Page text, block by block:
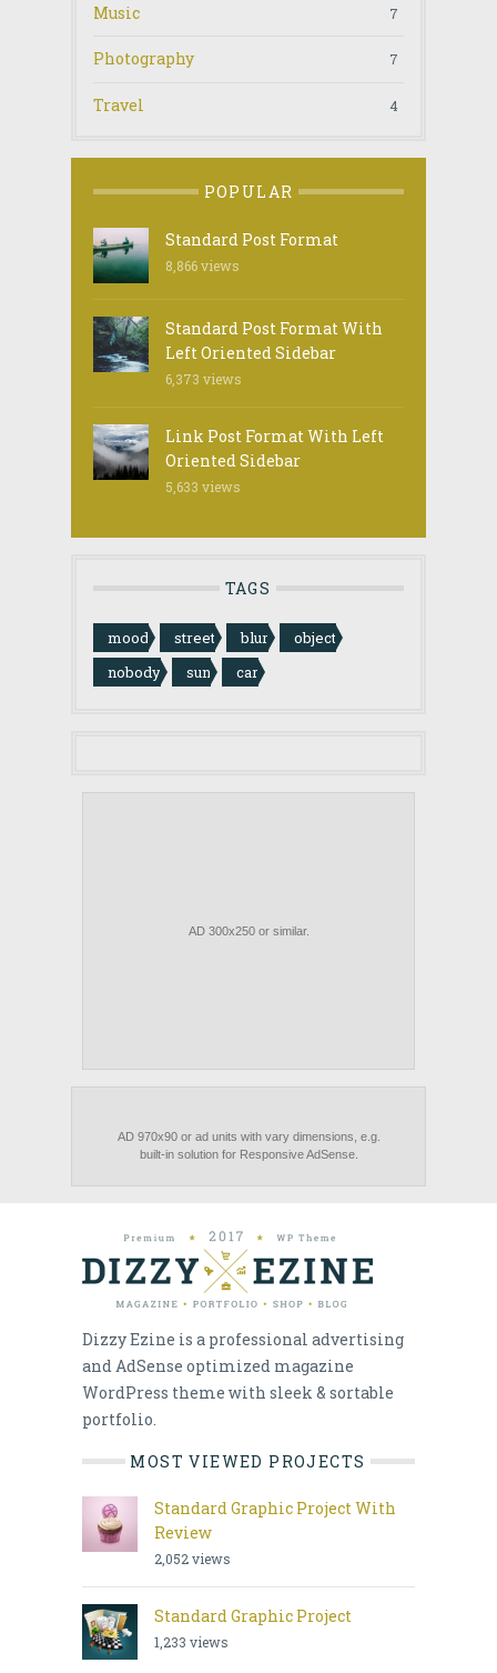
Music 7
Photography 7
Travel 4
POPULAR
Standard Post Format
8,866views
Standard Post Format With
Left Oriented Sidebar
6,373 views
Link Post Format With Left
Oriented Sidebar
5,633 views
TAGS
mood street blur
object
nobody
sun car
Dizzy Ezine is a professional advertising
and AdSense optimized magazine
WordPress theme with sleek & sortable
portfolio.
MOST VIEWED PROJECTS
Standard Graphic Project With
Review
2,052views
Standard Graphic Project
1,233 views